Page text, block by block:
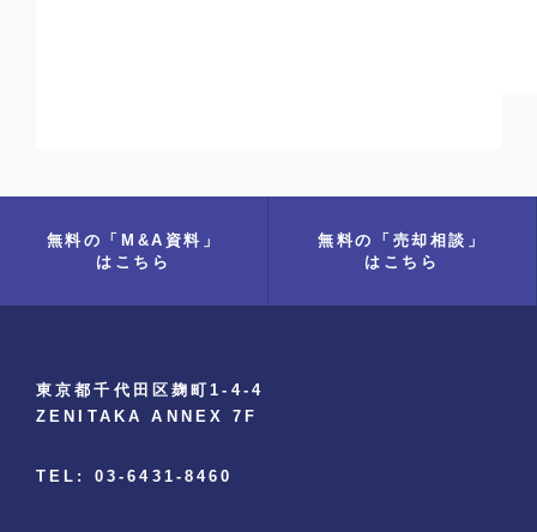
無料の「M&A資料」
はこちら
無料の「売却相談」
はこちら
東京都千代田区麹町1-4-4
ZENITAKA ANNEX 7F
TEL: 03-6431-8460